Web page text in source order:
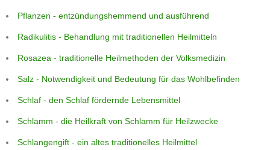
Pflanzen - entzündungshemmend und ausführend
Radikulitis - Behandlung mit traditionellen Heilmitteln
Rosazea - traditionelle Heilmethoden der Volksmedizin
Salz - Notwendigkeit und Bedeutung für das Wohlbefinden
Schlaf - den Schlaf fördernde Lebensmittel
Schlamm - die Heilkraft von Schlamm für Heilzwecke
Schlangengift - ein altes traditionelles Heilmittel